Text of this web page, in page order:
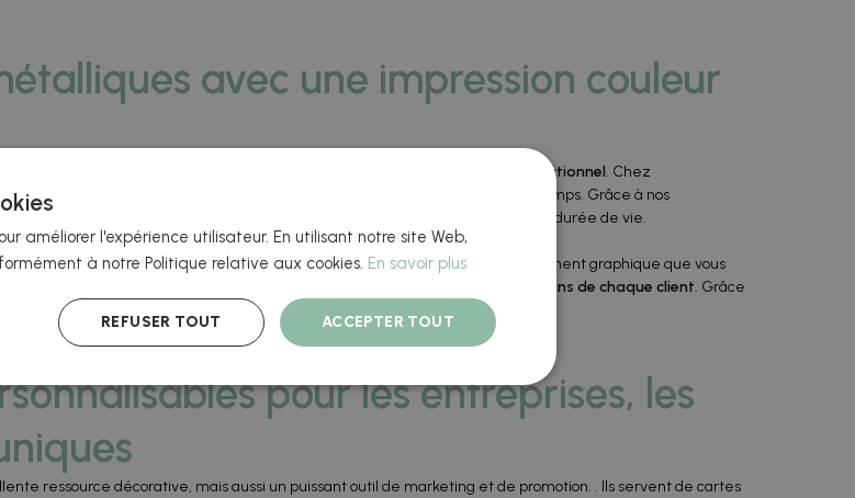
avec une impression couleur
des marques, décorer des espaces ou créer un détail unique et fonctionnel. Chez
en quadrichromie, garantissant une grande durabilité et résistance dans le temps. Grâce à nos
leur structure robuste empêche toute déformation et garantit une longue durée de vie.
aimant avec des logos, des illustrations, des photographies ou tout autre élément graphique que vous
ou mat afin que chaque magnet s'adapte à l'esthétique et aux besoins de chaque client. Grâce
rapides sans compromis sur la qualité.
livraison rapides sans compromis sur la qualité.
pour les entreprises, les
ressource décorative, mais aussi un puissant outil de marketing et de promotion. . Ils servent de cartes
améliorer l'expérience utilisateur. En utilisant notre site Web,
à notre Politique relative aux cookies. En savoir plus
ACCEPTER TOUT
REFUSER TOUT